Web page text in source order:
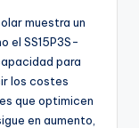
muestra un
el SS15P3S-
para
los costes
que optimicen
en aumento,